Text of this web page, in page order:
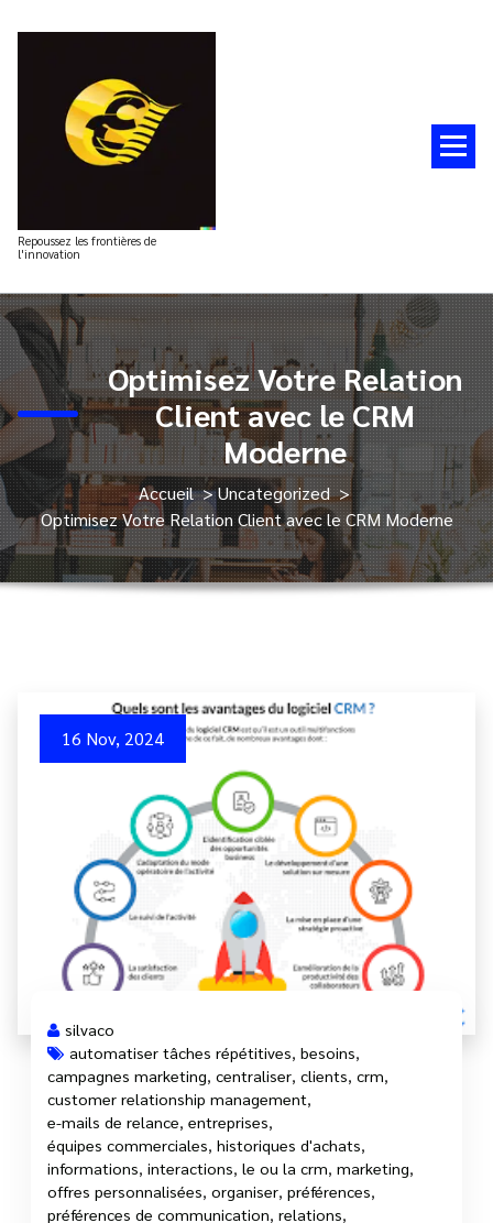
Repoussez les frontières de
l'innovation
Optimisez Votre Relation
Client avec le CRM
Moderne
Accueil>Uncategorized>
Optimisez Votre Relation Client avec le CRM Moderne
16 Nov, 2024
silvaco
automatiser tâches répétitives, besoins,
campagnes marketing, centraliser, clients, crm,
customer relationship management,
e-mails de relance, entreprises,
équipes commerciales, historiques d'achats,
informations, interactions, le ou la crm, marketing,
offres personnalisées, organiser, préférences,
préférences de communication, relations,